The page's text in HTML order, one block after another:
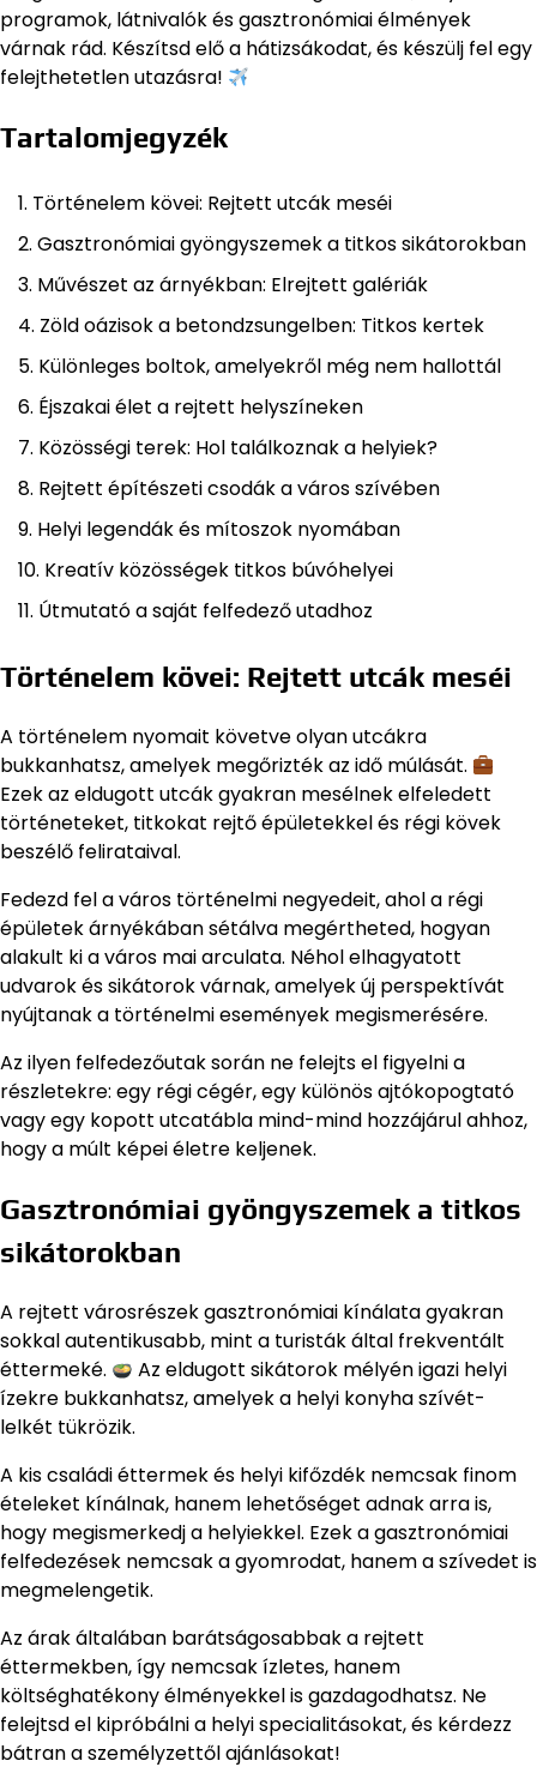
programok, látnivalók és gasztronómiai élmények
várnak rád. Készítsd elő a hátizsákodat, és készülj fel egy
felejthetetlen utazásra!
Tartalomjegyzék
Történelem kövei: Rejtett utcák meséi
Gasztronómiai gyöngyszemek a titkos sikátorokban
Művészet az árnyékban: Elrejtett galériák
Zöld oázisok a betondzsungelben: Titkos kertek
Különleges boltok, amelyekről még nem hallottál
Éjszakai élet a rejtett helyszíneken
Közösségi terek: Hol találkoznak a helyiek?
Rejtett építészeti csodák a város szívében
Helyi legendák és mítoszok nyomában
Kreatív közösségek titkos búvóhelyei
Útmutató a saját felfedező utadhoz
Történelem kövei: Rejtett utcák meséi
A történelem nyomait követve olyan utcákra
bukkanhatsz, amelyek megőrizték az idő múlását.
Ezek az eldugott utcák gyakran mesélnek elfeledett
történeteket, titkokat rejtő épületekkel és régi kövek
beszélő felirataival.
Fedezd fel a város történelmi negyedeit, ahol a régi
épületek árnyékában sétálva megértheted, hogyan
alakult ki a város mai arculata. Néhol elhagyatott
udvarok és sikátorok várnak, amelyek új perspektívát
nyújtanak a történelmi események megismerésére.
Az ilyen felfedezőutak során ne felejts el figyelni a
részletekre: egy régi cégér, egy különös ajtókopogtató
vagy egy kopott utcatábla mind-mind hozzájárul ahhoz,
hogy a múlt képei életre keljenek.
Gasztronómiai gyöngyszemek a titkos
sikátorokban
A rejtett városrészek gasztronómiai kínálata gyakran
sokkal autentikusabb, mint a turisták által frekventált
éttermeké.
Az eldugott sikátorok mélyén igazi helyi
ízekre bukkanhatsz, amelyek a helyi konyha szívét-
lelkét tükrözik.
A kis családi éttermek és helyi kifőzdék nemcsak finom
ételeket kínálnak, hanem lehetőséget adnak arra is,
hogy megismerkedj a helyiekkel. Ezek a gasztronómiai
felfedezések nemcsak a gyomrodat, hanem a szívedet is
megmelengetik.
Az árak általában barátságosabbak a rejtett
éttermekben, így nemcsak ízletes, hanem
költséghatékony élményekkel is gazdagodhatsz. Ne
felejtsd el kipróbálni a helyi specialitásokat, és kérdezz
bátran a személyzettől ajánlásokat!